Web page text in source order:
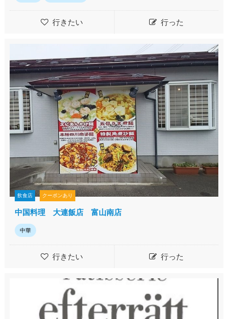
行きたい 行った
飲食店 クーポンあり
中国料理 大連飯店 富山南店
中華
行きたい 行った